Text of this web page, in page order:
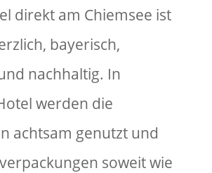
direkt am Chiemsee ist
bayerisch,
nachhaltig. In
werden die
achtsam genutzt und
soweit wie